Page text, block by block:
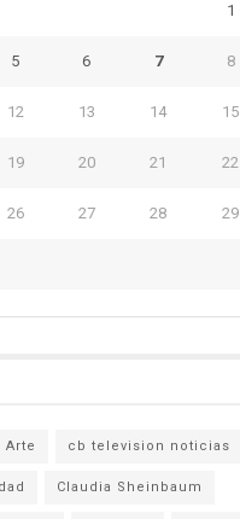
1
5 6 7 8
12 13 14 15
19 20 21 22
26 27 28 29
Arte cb television noticias
Claudia Sheinbaum